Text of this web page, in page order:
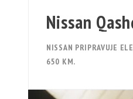
Nissan
NISSAN PRIPRAVUJE
650 KM.